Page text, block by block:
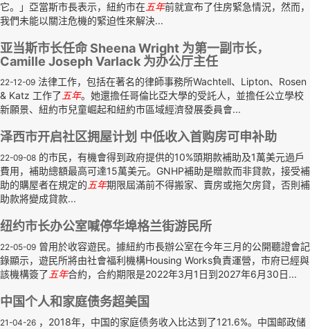
它。」亞當斯市長表示，紐約市在 五年前就宣布了住房緊急情況，然而，
我們未能以關注危機的緊迫性來解決...
亚当斯市长任命 Sheena Wright 为第一副市长，
Camille Joseph Varlack 为办公厅主任
22-12-09 法律工作，包括在著名的律師事務所Wachtell、Lipton、Rosen
& Katz 工作了 五年。她還擔任哥倫比亞大學的受託人，並擔任公立學校
新願景、紐約市兒童崛起和紐約市區域經濟發展委員會...
泽西市开启社区拥屋计划 中低收入首购房可申补助
22-09-08 的市民，有機會得到政府提供的10%頭期款補助及1萬美元過戶
費用，補助總額最高可達15萬美元。GNHP補助是贈款而非貸款，接受補
助的購屋者在規定的 五年期限屆滿前不得搬家、賣房或拖欠房貸，否則補
助款將變成貸款...
纽约市长办公室喊停华埠格兰街游民所
22-05-09 曾用於收容遊民。據紐約市長辦公室在今年三月的公開聽證會記
錄顯示，遊民所將由社會福利機構Housing Works負責運營，市府已經與
該機構簽了 五年合約，合約期限是2022年3月1日到2027年6月30日...
中国个人和家庭债务超美国
21-04-26 ，2018年，中国的家庭债务收入比达到了121.6%。中国邮政储